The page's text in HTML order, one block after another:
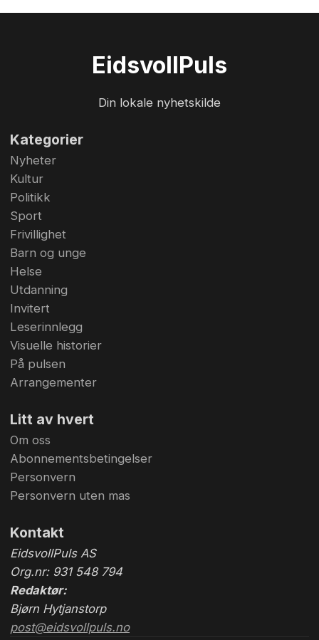
EidsvollPuls
Din lokale nyhetskilde
Kategorier
Nyheter
Kultur
Politikk
Sport
Frivillighet
Barn og unge
Helse
Utdanning
Invitert
Leserinnlegg
Visuelle historier
På pulsen
Arrangementer
Litt av hvert
Om oss
Abonnementsbetingelser
Personvern
Personvern uten mas
Kontakt
EidsvollPuls AS
Org.nr: 931 548 794
Redaktør:
Bjørn Hytjanstorp
post@eidsvollpuls.no